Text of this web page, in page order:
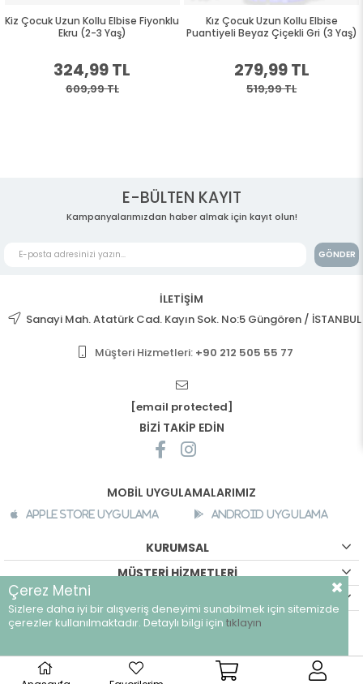
Kiz Çocuk Uzun Kollu Elbise Fiyonklu
Ekru (2-3 Yaş)
324,99 TL
609,99 TL
Kız Çocuk Uzun Kollu Elbise
Puantiyeli Beyaz Çiçekli Gri (3 Yaş)
279,99 TL
519,99 TL
E-BÜLTEN KAYIT
Kampanyalarımızdan haber almak için kayıt olun!
GÖNDER
İLETİŞİM
Sanayi Mah. Atatürk Cad. Kayın Sok. No:5 Güngören / İSTANBUL
Müşteri Hizmetleri: +90 212 505 55 77
[email protected]
BİZİ TAKİP EDİN
MOBİL UYGULAMALARIMIZ
Apple Store Uygulama Android Uygulama
KURUMSAL
MÜŞTERİ HİZMETLERİ
©breeze.com.tr - Tüm hakları saklıdır.
Çerez Metni
Sizlere daha iyi bir alışveriş deneyimi sunabilmek için sitemizde
çerezler kullanılmaktadır. Detaylı bilgi için tıklayın